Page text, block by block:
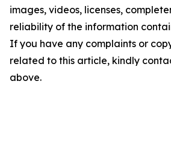
images, videos, licenses,
reliability of the information
If you have any complaints or
related to this article, kindly
above.